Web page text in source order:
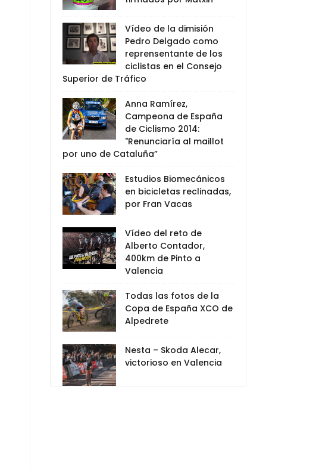
Vídeo de la dimisión
Pedro Delgado como
reprensentante de los
ciclistas en el Consejo
Superior de Tráfico
Anna Ramírez,
Campeona de España
de Ciclismo 2014:
"Renunciaría al maillot
por uno de Cataluña”
Estudios Biomecánicos
en bicicletas reclinadas,
por Fran Vacas
Vídeo del reto de
Alberto Contador,
400km de Pinto a
Valencia
Todas las fotos de la
Copa de España XCO de
Alpedrete
Nesta – Skoda Alecar,
victorioso en Valencia